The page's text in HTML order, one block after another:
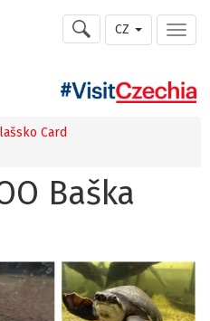
CZ
Card
Baška